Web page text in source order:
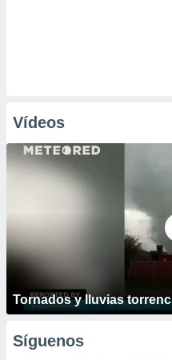
Vídeos
Tornados y lluvias
Síguenos